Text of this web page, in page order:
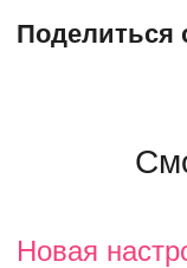
Поделиться
Новая